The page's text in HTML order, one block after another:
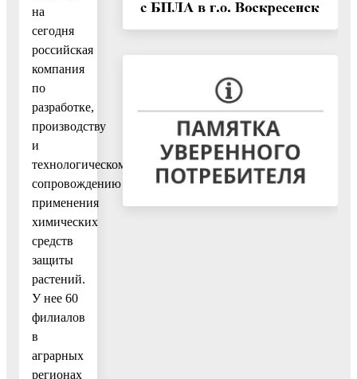
на
сегодня
российская
компания
по
разработке,
производству
и
технологическому
сопровождению
применения
химических
средств
защиты
растений.
У нее 60
филиалов
в
аграрных
регионах